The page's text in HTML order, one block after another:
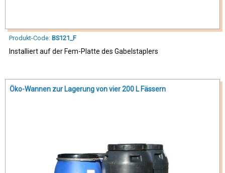
Produkt-Code: BS121_F
Installiert auf der Fem-Platte des Gabelstaplers
Öko-Wannen zur Lagerung von vier 200 L Fässern